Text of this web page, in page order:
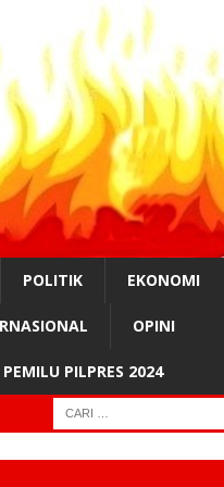
POLITIK EKONOMI
OPINI
PEMILU PILPRES 2024